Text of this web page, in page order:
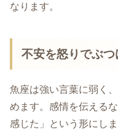
なります。
不安を怒りでぶつ
魚座は強い言葉に弱く
めます。感情を伝える
感じた」という形にしま